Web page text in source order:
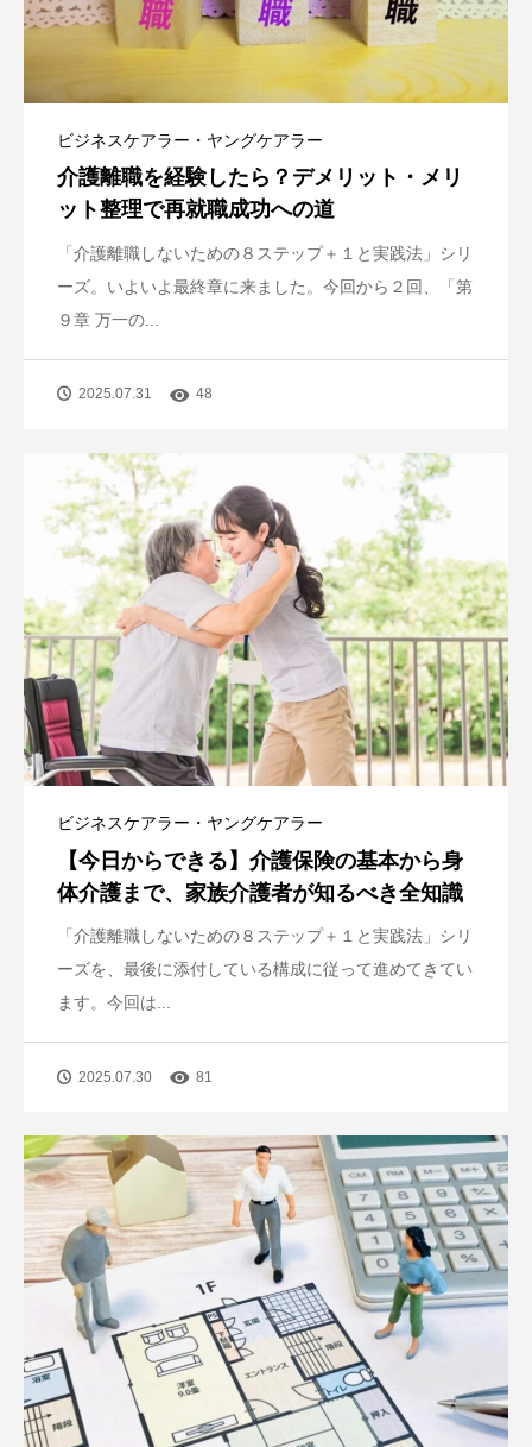
ビジネスケアラー・ヤングケアラー
介護離職を経験したら？デメリット・メリ
ット整理で再就職成功への道
「介護離職しないための８ステップ＋１と実践法」シリ
ーズ。いよいよ最終章に来ました。今回から２回、「第
９章 万一の...
2025.07.31 48
ビジネスケアラー・ヤングケアラー
【今日からできる】介護保険の基本から身
体介護まで、家族介護者が知るべき全知識
「介護離職しないための８ステップ＋１と実践法」シリ
ーズを、最後に添付している構成に従って進めてきてい
ます。今回は...
2025.07.30 81